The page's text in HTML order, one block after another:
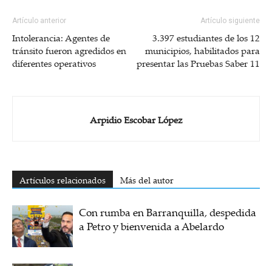
Artículo anterior
Intolerancia: Agentes de
tránsito fueron agredidos en
diferentes operativos
Artículo siguiente
3.397 estudiantes de los 12
municipios, habilitados para
presentar las Pruebas Saber 11
Arpidio Escobar López
Artículos relacionados Más del autor
Con rumba en Barranquilla, despedida
a Petro y bienvenida a Abelardo